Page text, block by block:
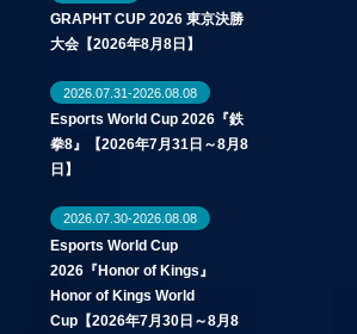
GRAPHT CUP 2026 東京決勝
大会【2026年8月8日】
2026.07.31-2026.08.08
Esports World Cup 2026『鉄
拳8』【2026年7月31日～8月8
日】
2026.07.30-2026.08.08
Esports World Cup
2026『Honor of Kings』
Honor of Kings World
Cup【2026年7月30日～8月8